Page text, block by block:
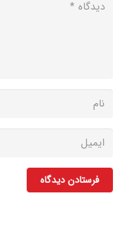
فرستادن دیدگاه